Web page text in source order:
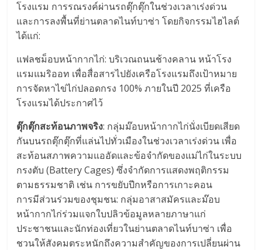
โรงแรม การรณรงค์ผ่านรถตุ๊กตุ๊กในช่วงเวลาเร่งด่วน
และการลงพื้นที่ย่านตลาดไนท์บาซ่า โดยกิจกรรมไฮไลต์
ได้แก่:
แฟลชม็อบหน้ากากไก่: บริเวณถนนช้างคลาน หน้าโรง
แรมแมริออท เพื่อสื่อสารไปยังเครือโรงแรมถึงเป้าหมาย
การจัดหาไข่ไก่ปลอดกรง 100% ภายในปี 2025 ที่เครือ
โรงแรมได้ประกาศไว้
ตุ๊กตุ๊กสะท้อนภาพจริง: กลุ่มม๊อบหน้ากากไก่นั่งเบียดเสียด
กันบนรถตุ๊กตุ๊กที่แล่นไปทั่วเมืองในช่วงเวลาเร่งด่วน เพื่อ
สะท้อนสภาพความแออัดและข้อจำกัดของแม่ไก่ในระบบ
กรงตับ (Battery Cages) ซึ่งจำกัดการแสดงพฤติกรรม
ตามธรรมชาติ เช่น การขยับปีกหรือการเกาะคอน
การมีส่วนร่วมของชุมชน: กลุ่มอาสาสมัครและม๊อบ
หน้ากากไก่ร่วมแจกใบปลิวข้อมูลหลายภาษาแก่
ประชาชนและนักท่องเที่ยวในย่านตลาดไนท์บาซ่า เพื่อ
ชวนให้สังคมตระหนักถึงความสำคัญของการเปลี่ยนผ่าน